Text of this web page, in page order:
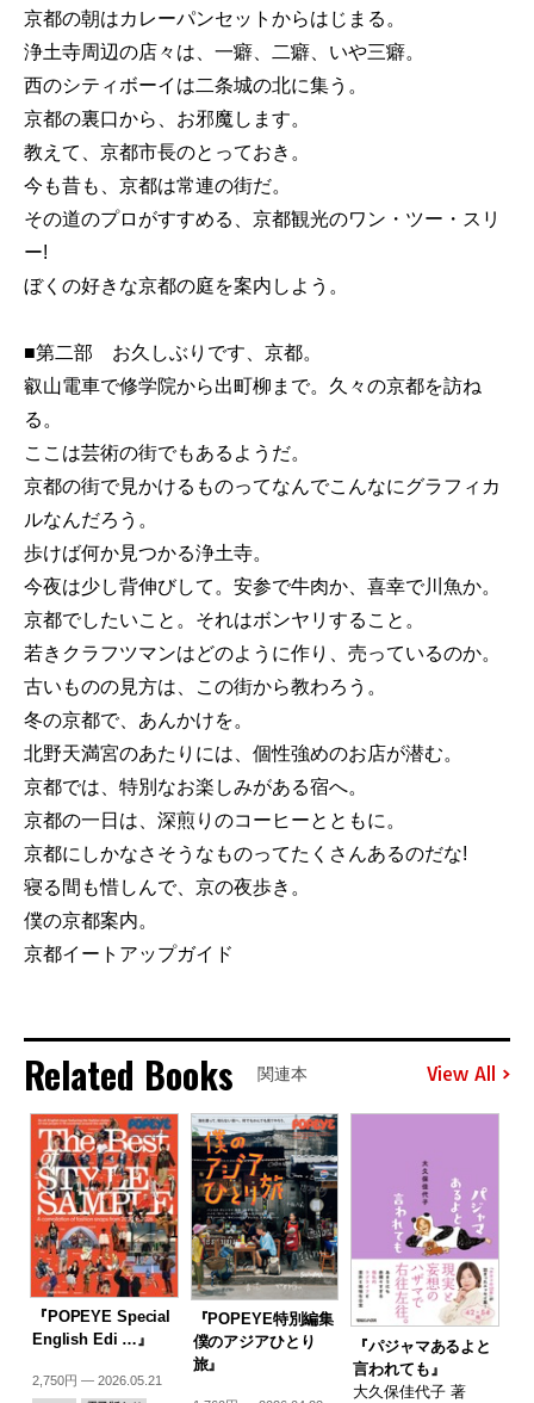
京都の朝はカレーパンセットからはじまる。
浄土寺周辺の店々は、一癖、二癖、いや三癖。
西のシティボーイは二条城の北に集う。
京都の裏口から、お邪魔します。
教えて、京都市長のとっておき。
今も昔も、京都は常連の街だ。
その道のプロがすすめる、京都観光のワン・ツー・スリ
ー!
ぼくの好きな京都の庭を案内しよう。
■第二部 お久しぶりです、京都。
叡山電車で修学院から出町柳まで。久々の京都を訪ね
る。
ここは芸術の街でもあるようだ。
京都の街で見かけるものってなんでこんなにグラフィカ
ルなんだろう。
歩けば何か見つかる浄土寺。
今夜は少し背伸びして。安参で牛肉か、喜幸で川魚か。
京都でしたいこと。それはボンヤリすること。
若きクラフツマンはどのように作り、売っているのか。
古いものの見方は、この街から教わろう。
冬の京都で、あんかけを。
北野天満宮のあたりには、個性強めのお店が潜む。
京都では、特別なお楽しみがある宿へ。
京都の一日は、深煎りのコーヒーとともに。
京都にしかなさそうなものってたくさんあるのだな!
寝る間も惜しんで、京の夜歩き。
僕の京都案内。
京都イートアップガイド
Related Books 関連本 View All
『POPEYE Special
English Edi …』
2,750円 — 2026.05.21
『POPEYE特別編集
僕のアジアひとり
旅』
『パジャマあるよと
言われても』
大久保佳代子 著